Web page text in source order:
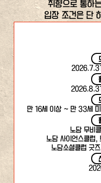
취향으로 통하
입장 조건은 단
만 16세 이상 ~ 만 33세
노담 무비
노담 사이언스클럽,
노담소셜클럽 굿